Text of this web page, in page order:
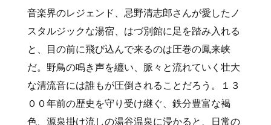
音楽界のレジェンド、忌野清志郎さんが愛したノ
スタルジックな湯宿、はづ別館に足を踏み入れる
と、目の前に飛び込んで来るのは圧巻の鳳来峡
だ。野鳥の鳴き声を纏い、脈々と流れていく壮大
な清流音には誰もが圧倒されることだろう。１３
００年前の歴史を守り受け継ぐ、鉄分豊富な褐
色、源泉掛け流しの湯谷温泉に浸かると、日常の